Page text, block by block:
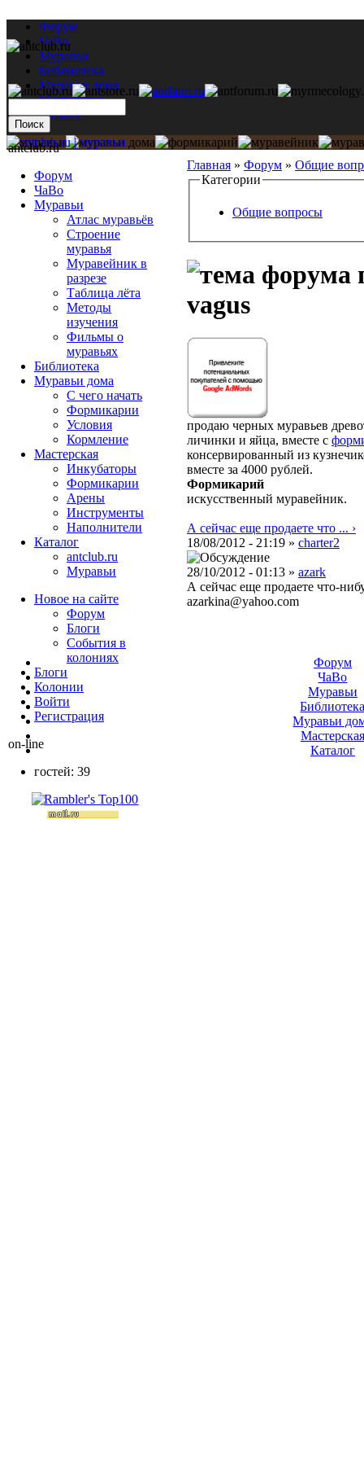
Форум
ЧаВо
Муравьи
Библиотека
Муравьи дома
Мастерская
Каталог
Главная » Форум » Общие
Категории
Общие вопросы
vagus
продаю черных муравьев
личинки и яйца, вместе с
консервированный из
вместе за 4000 рублей.
Формикарий
искусственный муравейник.
А сейчас еще продаете что ... ›
18/08/2012 - 21:19 » charter2
28/10/2012 - 01:13 » azark
А сейчас еще продаете что-
azarkina@yahoo.com
antclub.ru
Форум
ЧаВо
Муравьи
Атлас муравьёв
Строение
муравья
Муравейник в
разрезе
Таблица лёта
Методы
изучения
Фильмы о
муравьях
Библиотека
Муравьи дома
С чего начать
Формикарии
Условия
Кормление
Мастерская
Инкубаторы
Формикарии
Арены
Инструменты
Наполнители
Каталог
antclub.ru
Муравьи
Новое на сайте
Форум
Блоги
События в
колониях
Блоги
Колонии
Войти
Peгиcтpaция
on-line
гостей: 39
Форум
ЧаВо
Муравьи
Муравьи
Мастерская
Каталог